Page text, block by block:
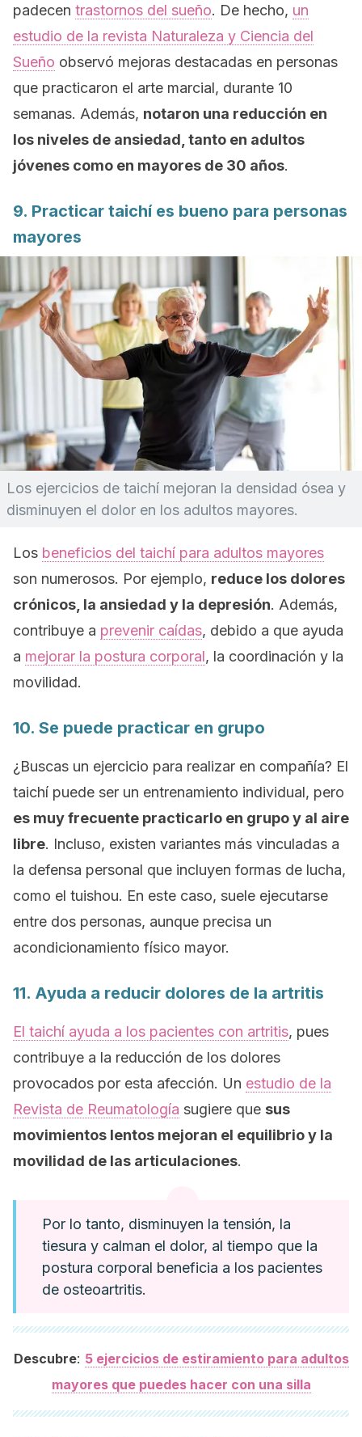
padecen trastornos del sueño. De hecho, un
estudio de la revista Naturaleza y Ciencia del
Sueño observó mejoras destacadas en personas
que practicaron el arte marcial, durante 10
semanas. Además, notaron una reducción en
los niveles de ansiedad, tanto en adultos
jóvenes como en mayores de 30 años.
9. Practicar taichí es bueno para personas
mayores
Los ejercicios de taichí mejoran la densidad ósea y
disminuyen el dolor en los adultos mayores.
Los beneficios del taichí para adultos mayores
son numerosos. Por ejemplo, reduce los dolores
crónicos, la ansiedad y la depresión. Además,
contribuye a prevenir caídas, debido a que ayuda
a mejorar la postura corporal, la coordinación y la
movilidad.
10. Se puede practicar en grupo
¿Buscas un ejercicio para realizar en compañía? El
taichí puede ser un entrenamiento individual, pero
es muy frecuente practicarlo en grupo y al aire
libre. Incluso, existen variantes más vinculadas a
la defensa personal que incluyen formas de lucha,
como el tuishou. En este caso, suele ejecutarse
entre dos personas, aunque precisa un
acondicionamiento físico mayor.
11. Ayuda a reducir dolores de la artritis
El taichí ayuda a los pacientes con artritis, pues
contribuye a la reducción de los dolores
provocados por esta afección. Un estudio de la
Revista de Reumatología sugiere que sus
movimientos lentos mejoran el equilibrio y la
movilidad de las articulaciones.
Por lo tanto, disminuyen la tensión, la
tiesura y calman el dolor, al tiempo que la
postura corporal beneficia a los pacientes
de osteoartritis.
Descubre: 5 ejercicios de estiramiento para adultos
mayores que puedes hacer con una silla